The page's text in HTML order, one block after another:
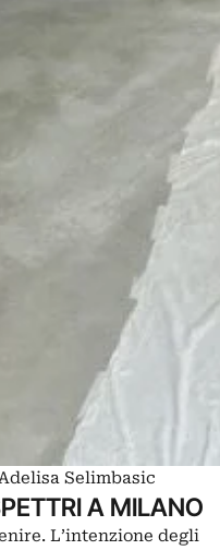
Selimbasic
A MILANO
L’intenzione degli